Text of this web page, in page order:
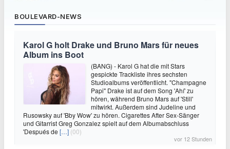
BOULEVARD-NEWS
Karol G holt Drake und Bruno Mars für neues
Album ins Boot
(BANG) - Karol G hat die mit Stars
gespickte Trackliste ihres sechsten
Studioalbums veröffentlicht. "Champagne
Papi" Drake ist auf dem Song 'Ahí' zu
hören, während Bruno Mars auf 'Still'
mitwirkt. Außerdem sind Judeline und
Rusowsky auf 'Bby Wow' zu hören. Cigarettes After Sex-Sänger
und Gitarrist Greg Gonzalez spielt auf dem Albumabschluss
'Después de […] (00)
vor 12 Stunden